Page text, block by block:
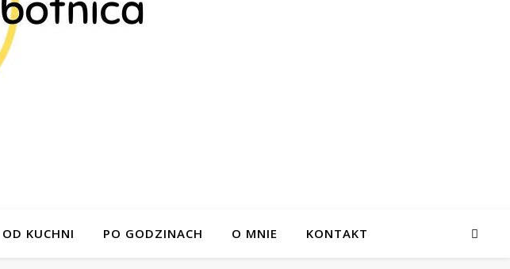
OD KUCHNI PO GODZINACH O MNIE KONTAKT